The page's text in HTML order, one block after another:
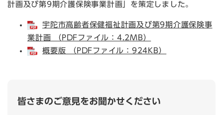
計画及び第9期介護保険事業計画」を策定しました。
宇陀市高齢者保健福祉計画及び第9期介護保険事
業計画 （PDFファイル：4.2MB）
概要版 （PDFファイル：924KB）
皆さまのご意見をお聞かせください